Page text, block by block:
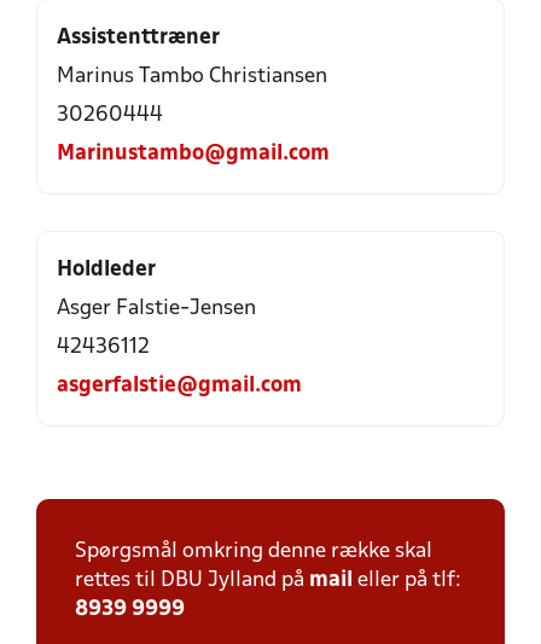
Assistenttræner
Marinus Tambo Christiansen
30260444
Marinustambo@gmail.com
Holdleder
Asger Falstie-Jensen
42436112
asgerfalstie@gmail.com
Spørgsmål omkring denne række skal
rettes til DBU Jylland på mail eller på tlf:
8939 9999